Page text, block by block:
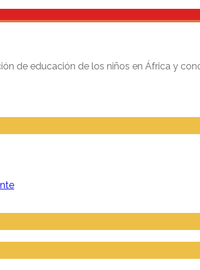
de educación de los niños en África y